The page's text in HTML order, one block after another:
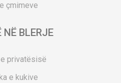
çmimeve
NË BLERJE
privatësisë
e kukive